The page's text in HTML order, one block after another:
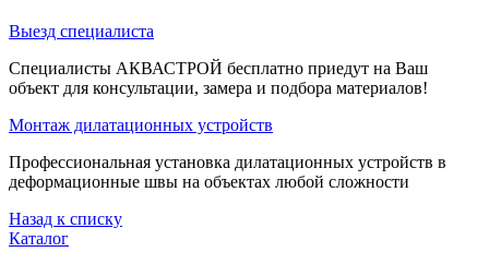
Выезд специалиста
Специалисты АКВАСТРОЙ бесплатно приедут на Ваш
объект для консультации, замера и подбора материалов!
Монтаж дилатационных устройств
Профессиональная установка дилатационных устройств в
деформационные швы на объектах любой сложности
Назад к списку
Каталог